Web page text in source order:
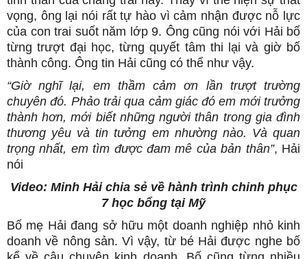
vọng, ông lại nói rất tự hào vì cảm nhận được nỗ lực
của con trai suốt năm lớp 9. Ông cũng nói với Hải bố
từng trượt đại học, từng quyết tâm thi lại và giờ bố
thành công. Ông tin Hải cũng có thể như vậy.
“Giờ nghĩ lại, em thầm cảm ơn lần trượt trường
chuyên đó. Phảo trải qua cảm giác đó em mới trưởng
thành hơn, mới biết những người thân trong gia đình
thương yêu và tin tưởng em nhường nào. Và quan
trọng nhất, em tìm được đam mê của bản thân”, Hải
nói
Video: Minh Hải chia sẻ về hành trình chinh phục
7 học bổng tại Mỹ
Bố mẹ Hải đang sở hữu một doanh nghiệp nhỏ kinh
doanh về nông sản. Vì vậy, từ bé Hải được nghe bố